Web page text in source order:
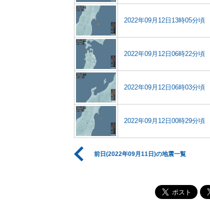
2022年09月12日13時05分頃
2022年09月12日06時22分頃
2022年09月12日06時03分頃
2022年09月12日00時29分頃
前日(2022年09月11日)の地震一覧